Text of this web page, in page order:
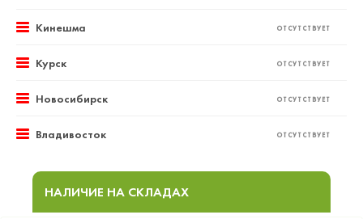
Кинешма ОТСУТСТВУЕТ
Курск ОТСУТСТВУЕТ
Новосибирск ОТСУТСТВУЕТ
Владивосток ОТСУТСТВУЕТ
НАЛИЧИЕ НА СКЛАДАХ